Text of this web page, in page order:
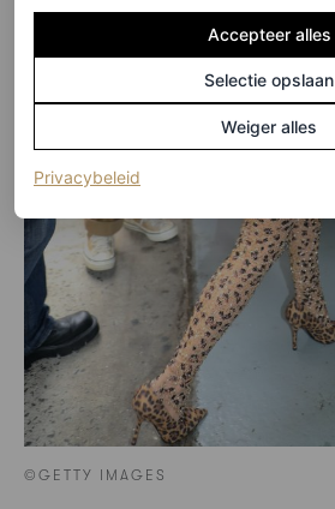
©GETTY IMAGES
Accepteer alles
Selectie opslaan
Weiger alles
Privacybeleid